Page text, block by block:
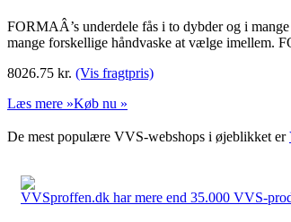
FORMAÂ’s underdele fås i to dybder og i
mange forskellige håndvaske at vælge imellem.
8026.75 kr. (Vis fragtpris)
Læs mere »Køb nu »
De mest populære VVS-webshops i øjeblikket er
VVSproffen.dk har mere end 35.000 VVS-